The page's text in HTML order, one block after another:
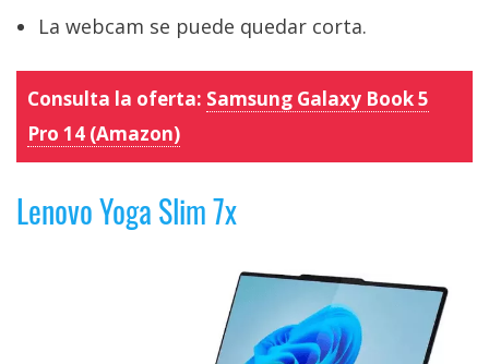
La webcam se puede quedar corta.
Consulta la oferta: Samsung Galaxy Book 5
Pro 14 (Amazon)
Lenovo Yoga Slim 7x